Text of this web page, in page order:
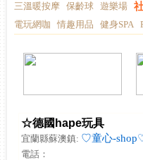
三溫暖按摩 保齡球 遊樂場
電玩網咖
情趣用品 健身SPA
☆德國hape玩具
宜蘭縣蘇澳鎮: ♡童心-
電話：